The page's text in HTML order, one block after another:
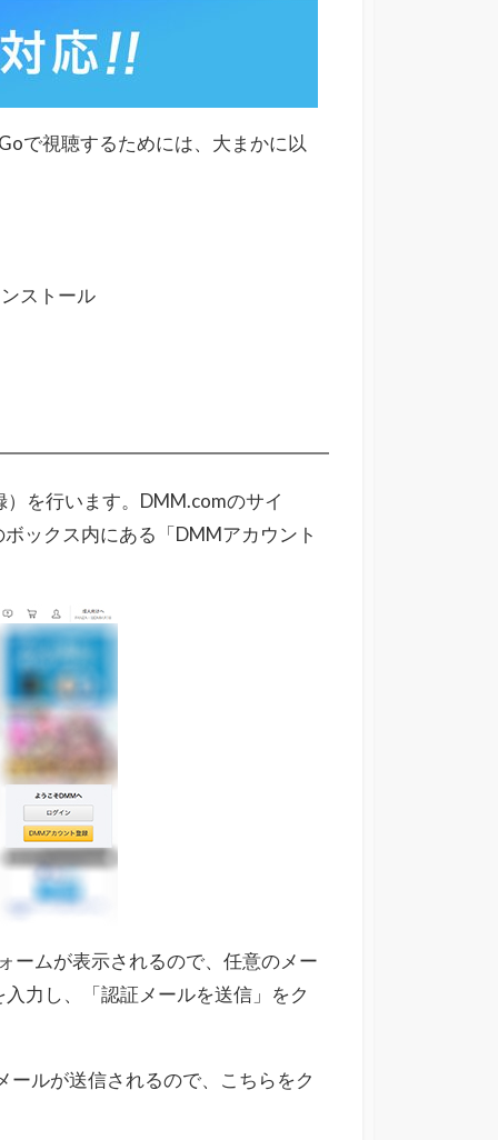
で視聴するためには、大まかに以
ストール
を行います。DMM.comのサイ
ックス内にある「DMMアカウント
ームが表示されるので、任意のメー
力し、「認証メールを送信」をク
ールが送信されるので、こちらをク